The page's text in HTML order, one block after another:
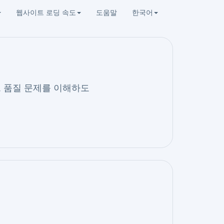
웹사이트 로딩 속도 도움말 한국어
질 문제를 이해하도